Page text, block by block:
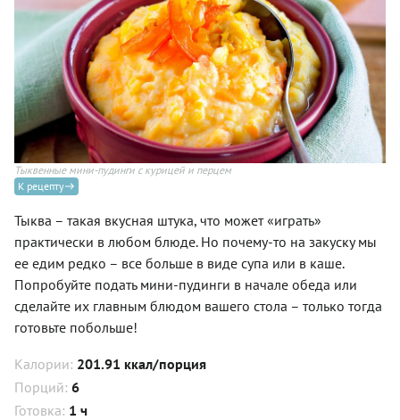
Тыквенные мини-пудинги с курицей и перцем
К рецепту
Тыква – такая вкусная штука, что может «играть»
практически в любом блюде. Но почему-то на закуску мы
ее едим редко – все больше в виде супа или в каше.
Попробуйте подать мини-пудинги в начале обеда или
сделайте их главным блюдом вашего стола – только тогда
готовьте побольше!
Калории: 201.91 ккал/порция
Порций: 6
Готовка: 1 ч